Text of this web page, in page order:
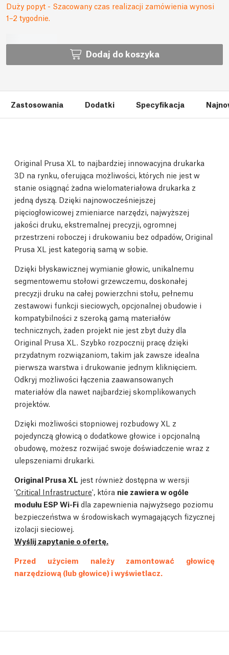
Duży popyt - Szacowany czas realizacji zamówienia wynosi
1–2 tygodnie.
Dodaj do koszyka
Zastosowania Dodatki Specyfikacja
Original Prusa XL to najbardziej innowacyjna drukarka
3D na rynku, oferująca możliwości, których nie jest w
stanie osiągnąć żadna wielomateriałowa drukarka z
jedną dyszą. Dzięki najnowocześniejszej
pięciogłowicowej zmieniarce narzędzi, najwyższej
jakości druku, ekstremalnej precyzji, ogromnej
przestrzeni roboczej i drukowaniu bez odpadów, Original
Prusa XL jest kategorią samą w sobie.
Dzięki błyskawicznej wymianie głowic, unikalnemu
segmentowemu stołowi grzewczemu, doskonałej
precyzji druku na całej powierzchni stołu, pełnemu
zestawowi funkcji sieciowych, opcjonalnej obudowie i
kompatybilności z szeroką gamą materiałów
technicznych, żaden projekt nie jest zbyt duży dla
Original Prusa XL. Szybko rozpocznij pracę dzięki
przydatnym rozwiązaniom, takim jak zawsze idealna
pierwsza warstwa i drukowanie jednym kliknięciem.
Odkryj możliwości łączenia zaawansowanych
materiałów dla nawet najbardziej skomplikowanych
projektów.
Dzięki możliwości stopniowej rozbudowy XL z
pojedynczą głowicą o dodatkowe głowice i opcjonalną
obudowę, możesz rozwijać swoje doświadczenie wraz z
ulepszeniami drukarki.
Original Prusa XL jest również dostępna w wersji
'Critical Infrastructure', która nie zawiera w ogóle
modułu ESP Wi-Fi dla zapewnienia najwyżsego poziomu
bezpieczeństwa w środowiskach wymagających fizycznej
izolacji sieciowej.
Wyślij zapytanie o ofertę.
Przed użyciem należy zamontować głowicę
narzędziową (lub głowice) i wyświetlacz.